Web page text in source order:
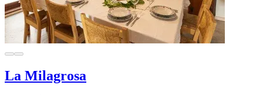
La Milagrosa